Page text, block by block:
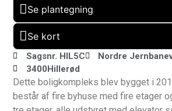
Se plantegning
Se kort
Sagsnr. HIL5C
Nordre
3400Hillerød
Dette boligkompleks blev bygget i
består af fire byhuse med fire etager